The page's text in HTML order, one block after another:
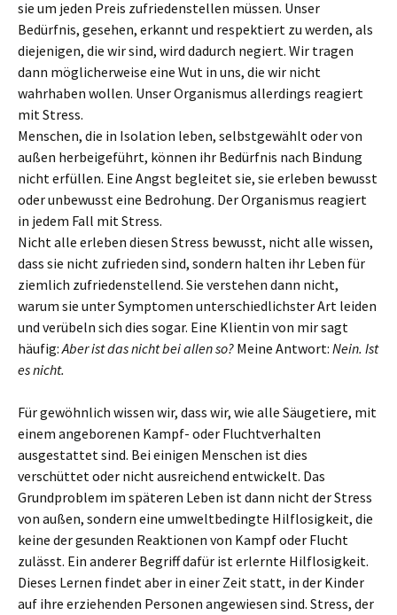
sie um jeden Preis zufriedenstellen müssen. Unser
Bedürfnis, gesehen, erkannt und respektiert zu werden, als
diejenigen, die wir sind, wird dadurch negiert. Wir tragen
dann möglicherweise eine Wut in uns, die wir nicht
wahrhaben wollen. Unser Organismus allerdings reagiert
mit Stress.
Menschen, die in Isolation leben, selbstgewählt oder von
außen herbeigeführt, können ihr Bedürfnis nach Bindung
nicht erfüllen. Eine Angst begleitet sie, sie erleben bewusst
oder unbewusst eine Bedrohung. Der Organismus reagiert
in jedem Fall mit Stress.
Nicht alle erleben diesen Stress bewusst, nicht alle wissen,
dass sie nicht zufrieden sind, sondern halten ihr Leben für
ziemlich zufriedenstellend. Sie verstehen dann nicht,
warum sie unter Symptomen unterschiedlichster Art leiden
und verübeln sich dies sogar. Eine Klientin von mir sagt
häufig:Aber ist das nicht bei allen so? Meine Antwort: Nein. Ist
es nicht.
Für gewöhnlich wissen wir, dass wir, wie alle Säugetiere, mit
einem angeborenen Kampf- oder Fluchtverhalten
ausgestattet sind. Bei einigen Menschen ist dies
verschüttet oder nicht ausreichend entwickelt. Das
Grundproblem im späteren Leben ist dann nicht der Stress
von außen, sondern eine umweltbedingte Hilflosigkeit, die
keine der gesunden Reaktionen von Kampf oder Flucht
zulässt. Ein anderer Begriff dafür ist erlernte Hilflosigkeit.
Dieses Lernen findet aber in einer Zeit statt, in der Kinder
auf ihre erziehenden Personen angewiesen sind. Stress, der